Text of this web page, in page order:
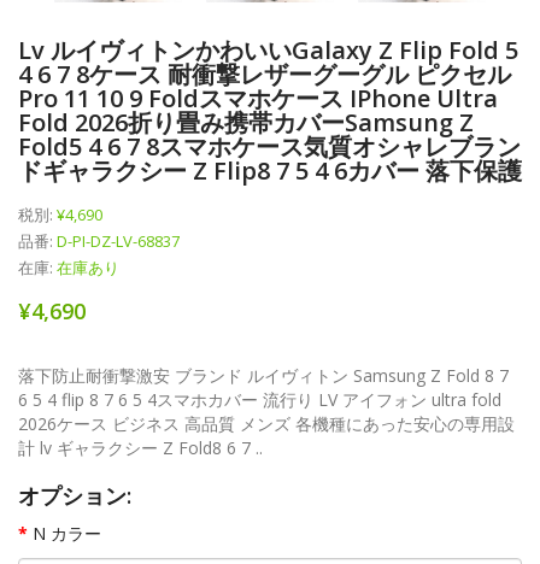
Lv ルイヴィトンかわいいGalaxy Z Flip Fold 5
4 6 7 8ケース 耐衝撃レザーグーグル ピクセル
Pro 11 10 9 Foldスマホケース IPhone Ultra
Fold 2026折り畳み携帯カバーSamsung Z
Fold5 4 6 7 8スマホケース気質オシャレブラン
ドギャラクシー Z Flip8 7 5 4 6カバー 落下保護
税別: ¥4,690
品番: D-PI-DZ-LV-68837
在庫: 在庫あり
¥4,690
落下防止耐衝撃激安 ブランド ルイヴィトン Samsung Z Fold 8 7
6 5 4 flip 8 7 6 5 4スマホカバー 流行り LV アイフォン ultra fold
2026ケース ビジネス 高品質 メンズ 各機種にあった安心の専用設
計 lv ギャラクシー Z Fold8 6 7 ..
オプション:
N カラー